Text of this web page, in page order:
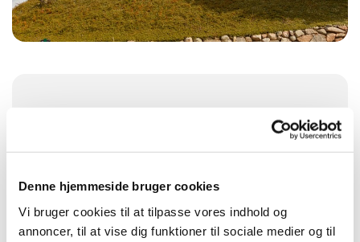
Denne hjemmeside bruger cookies
Vi bruger cookies til at tilpasse vores indhold og
annoncer, til at vise dig funktioner til sociale medier og til
Søndag 6. september 2026, kl. 09:30
9560 Hadsund
Præst Jannie Nedergaard Fries